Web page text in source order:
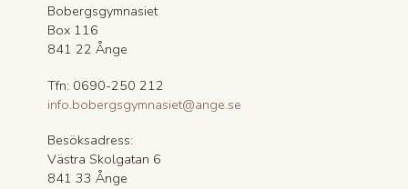
Bobergsgymnasiet
Box 116
841 22 Ånge
Tfn: 0690-250 212
info.bobergsgymnasiet@ange.se
Besöksadress:
Västra Skolgatan 6
841 33 Ånge